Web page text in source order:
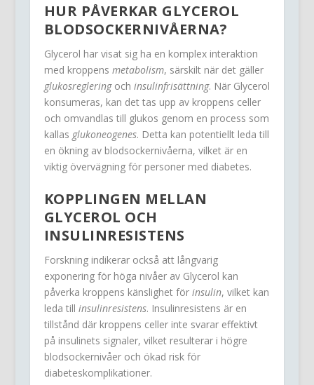
HUR PÅVERKAR GLYCEROL
BLODSOCKERNIVÅERNA?
Glycerol har visat sig ha en komplex interaktion
med kroppens metabolism, särskilt när det gäller
glukosregleringoch insulinfrisättning. När Glycerol
konsumeras, kan det tas upp av kroppens celler
och omvandlas till glukos genom en process som
kallas glukoneogenes. Detta kan potentiellt leda till
en ökning av blodsockernivåerna, vilket är en
viktig övervägning för personer med diabetes.
KOPPLINGEN MELLAN
GLYCEROL OCH
INSULINRESISTENS
Forskning indikerar också att långvarig
exponering för höga nivåer av Glycerol kan
påverka kroppens känslighet för insulin, vilket kan
leda till insulinresistens. Insulinresistens är en
tillstånd där kroppens celler inte svarar effektivt
på insulinets signaler, vilket resulterar i högre
blodsockernivåer och ökad risk för
diabeteskomplikationer.